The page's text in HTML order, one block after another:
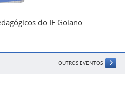
do IF Goiano
OUTROS EVENTOS